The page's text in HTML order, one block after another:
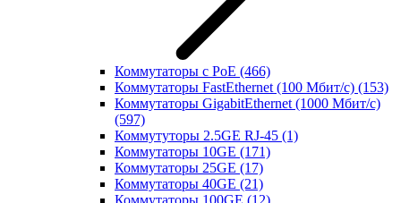
Коммутаторы с PoE (466)
Коммутаторы FastEthernet (100 Мбит/с) (153)
Коммутаторы GigabitEthernet (1000 Мбит/с)
(597)
Коммутуторы 2.5GE RJ-45 (1)
Коммутаторы 10GE (171)
Коммутаторы 25GE (17)
Коммутаторы 40GE (21)
Коммутаторы 100GE (12)